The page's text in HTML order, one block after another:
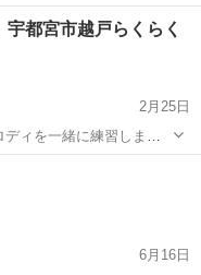
な曲を練習します。 第
2000円 (楽譜・キー...
宇都宮市越戸らくらく
2月25日
✨ ご自身のペースで楽し
6月16日